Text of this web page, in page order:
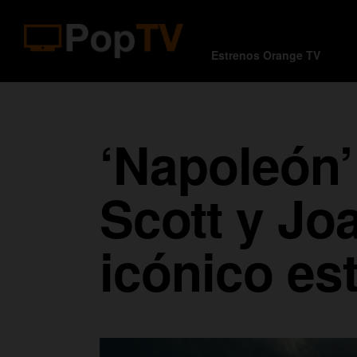
Estrenos Orange TV
Scott y
icónico